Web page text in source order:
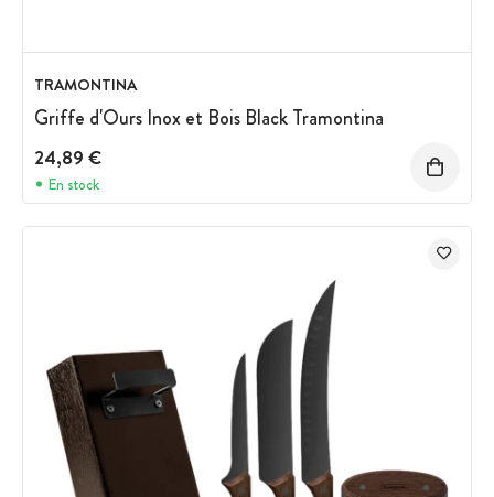
TRAMONTINA
Griffe d'Ours Inox et Bois Black Tramontina
24,89 €
En stock